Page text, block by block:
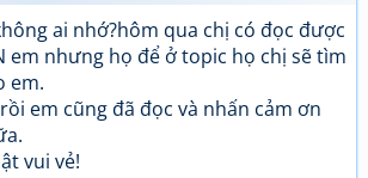
ai nhớ?hôm qua chị có đọc được
em nhưng họ để ở topic họ chị sẽ tìm
em.
em cũng đã đọc và nhấn cảm ơn
vui vẻ!